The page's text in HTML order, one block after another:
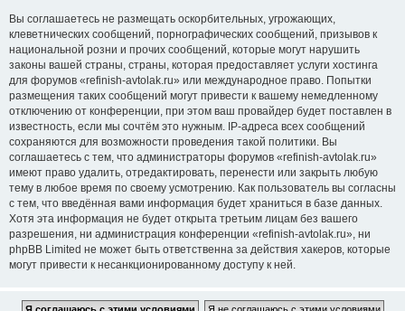
Вы соглашаетесь не размещать оскорбительных, угрожающих,
клеветнических сообщений, порнографических сообщений, призывов к
национальной розни и прочих сообщений, которые могут нарушить
законы вашей страны, страны, которая предоставляет услуги хостинга
для форумов «refinish-avtolak.ru» или международное право. Попытки
размещения таких сообщений могут привести к вашему немедленному
отключению от конференции, при этом ваш провайдер будет поставлен в
известность, если мы сочтём это нужным. IP-адреса всех сообщений
сохраняются для возможности проведения такой политики. Вы
соглашаетесь с тем, что администраторы форумов «refinish-avtolak.ru»
имеют право удалить, отредактировать, перенести или закрыть любую
тему в любое время по своему усмотрению. Как пользователь вы согласны
с тем, что введённая вами информация будет храниться в базе данных.
Хотя эта информация не будет открыта третьим лицам без вашего
разрешения, ни администрация конференции «refinish-avtolak.ru», ни
phpBB Limited не может быть ответственна за действия хакеров, которые
могут привести к несанкционированному доступу к ней.